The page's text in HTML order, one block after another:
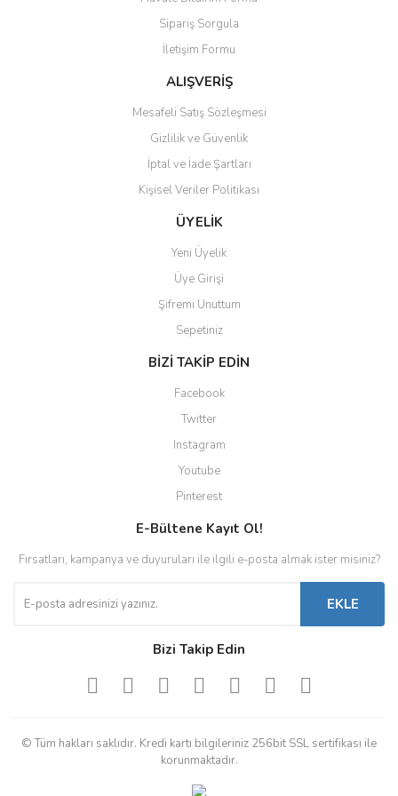
Ürün bilgilerinde hatalar bulunuyor.
Ürün fiyatı diğer sitelerden daha pahalı.
Bu ürüne benzer farklı alternatifler olmalı.
Gönder
Sipariş Sorgula
İletişim Formu
ALIŞVERİŞ
Mesafeli Satış Sözleşmesi
Gizlilik ve Güvenlik
İptal ve İade Şartları
Kişisel Veriler Politikası
ÜYELİK
Yeni Üyelik
Üye Girişi
Şifremi Unuttum
Sepetiniz
BİZİ TAKİP EDİN
Facebook
Twitter
Instagram
Youtube
Pinterest
E-Bültene Kayıt Ol!
Fırsatları, kampanya ve duyuruları ile ilgili e-posta almak ister misiniz?
EKLE
Bizi Takip Edin
© Tüm hakları saklıdır. Kredi kartı bilgileriniz 256bit SSL sertifikası ile
korunmaktadır.